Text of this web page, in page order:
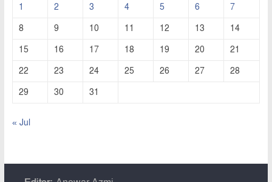
1
2 3 4 5 6
7
8
9 10 11 12 13
14
15
16 17 18 19 20
21
22
23 24 25 26 27
28
29
30 31
« Jul